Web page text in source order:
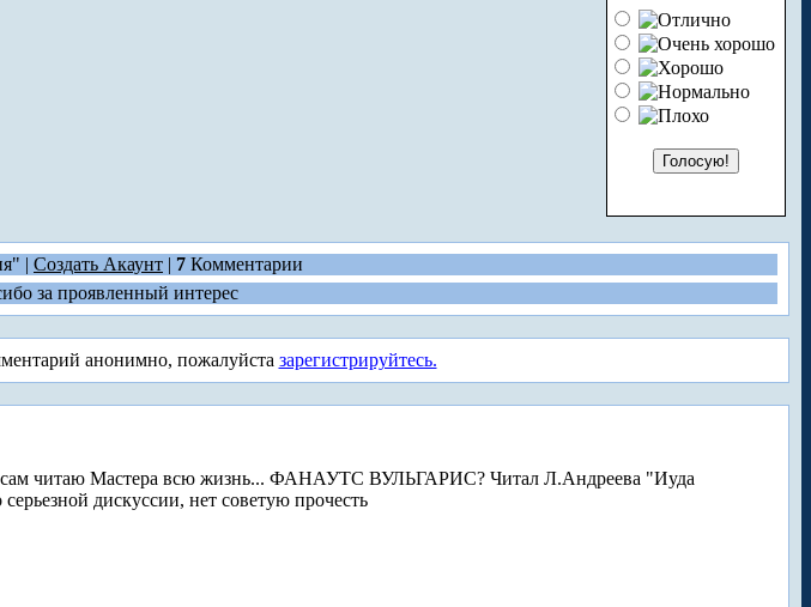
| Создать Акаунт | 7 Комментарии
за проявленный интерес
анонимно, пожалуйста зарегистрируйтесь.
сам читаю Мастера всю жизнь... ФАНАУТС ВУЛЬГАРИС? Читал Л.Андреева "Иуда
дискуссии, нет советую прочесть